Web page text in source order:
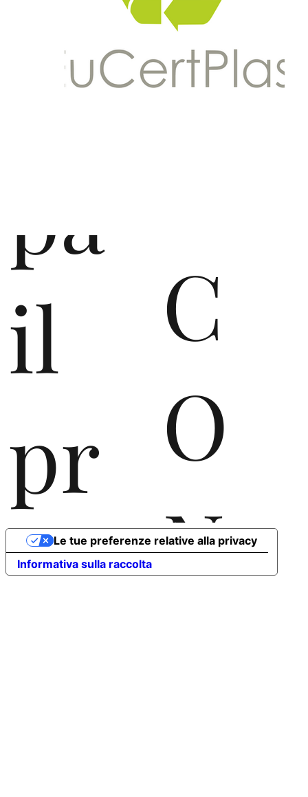
C
O
N
lup
pa
il
pr
oc
Informativa sulla raccolta
Le tue preferenze relative alla privacy